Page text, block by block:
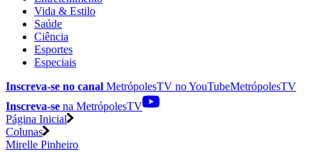
Vida & Estilo
Saúde
Ciência
Esportes
Especiais
Inscreva-se no canal MetrópolesTV noYouTubeMetrópolesTV
Inscreva-se na MetrópolesTV
Página Inicial
Colunas
Mirelle Pinheiro